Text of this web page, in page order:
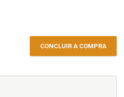
CONCLUIR A COMPRA